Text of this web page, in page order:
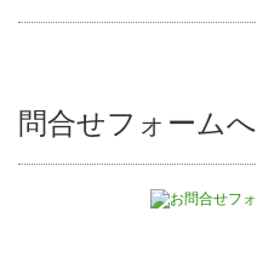
問合せフォームへ